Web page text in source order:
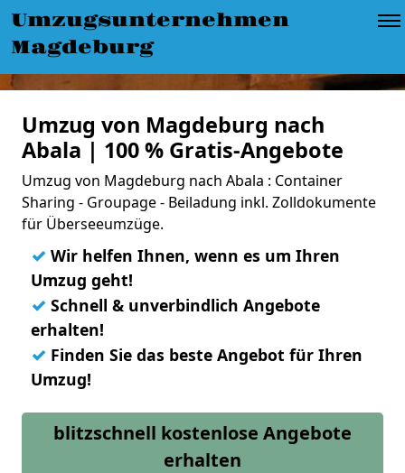
Umzugsunternehmen
Magdeburg
Umzug von Magdeburg nach
Abala | 100 % Gratis-Angebote
Umzug von Magdeburg nach Abala : Container
Sharing - Groupage - Beiladung inkl. Zolldokumente
für Überseeumzüge.
✓ Wir helfen Ihnen, wenn es um Ihren
Umzug geht!
✓ Schnell & unverbindlich Angebote
erhalten!
✓ Finden Sie das beste Angebot für Ihren
Umzug!
blitzschnell kostenlose Angebote
erhalten